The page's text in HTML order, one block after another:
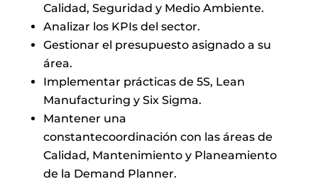
Calidad, Seguridad y Medio Ambiente.
Analizar los KPIs del sector.
Gestionar el presupuesto asignado a su
área.
Implementar prácticas de 5S, Lean
Manufacturing y Six Sigma.
Mantener una
constantecoordinación con las áreas de
Calidad, Mantenimiento y Planeamiento
de la Demand Planner.